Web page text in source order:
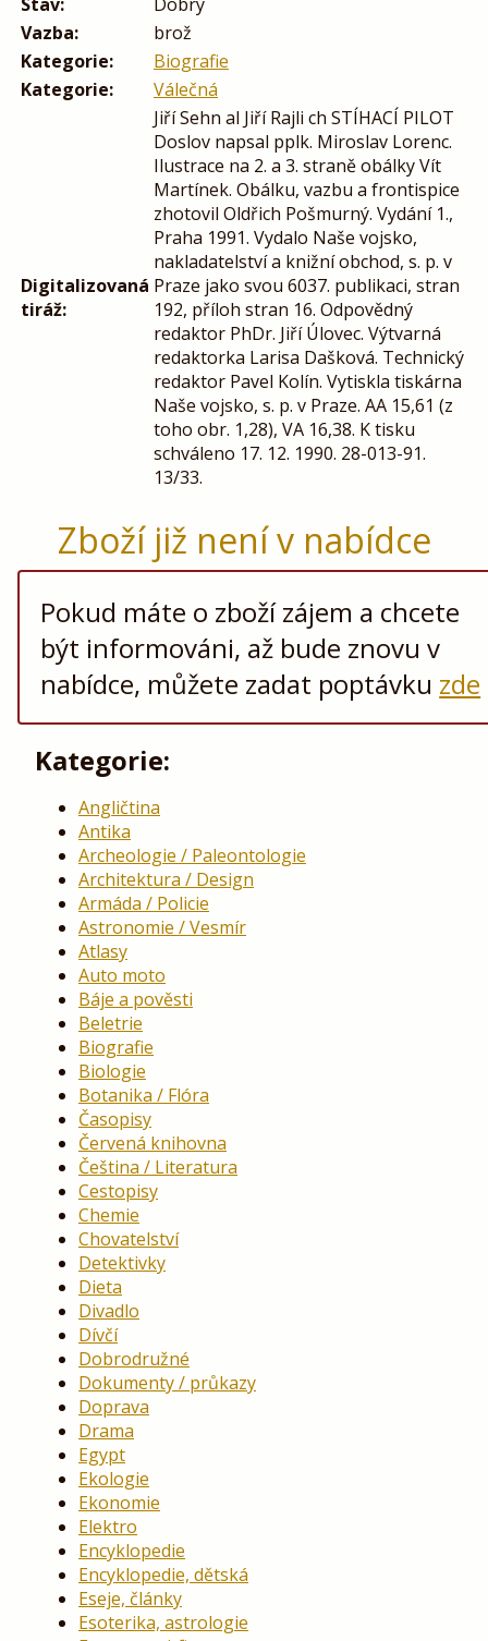
Vazba:
brož
Kategorie:
Biografie
Kategorie:
Válečná
Digitalizovaná
tiráž:
Jiří Sehn al Jiří Rajli ch STÍHACÍ PILOT
Doslov napsal pplk. Miroslav Lorenc.
Ilustrace na 2. a 3. straně obálky Vít
Martínek. Obálku, vazbu a frontispice
zhotovil Oldřich Pošmurný. Vydání 1.,
Praha 1991. Vydalo Naše vojsko,
nakladatelství a knižní obchod, s. p. v
Praze jako svou 6037. publikaci, stran
192, příloh stran 16. Odpovědný
redaktor PhDr. Jiří Úlovec. Výtvarná
redaktorka Larisa Dašková. Technický
redaktor Pavel Kolín. Vytiskla tiskárna
Naše vojsko, s. p. v Praze. AA 15,61 (z
toho obr. 1,28), VA 16,38. K tisku
schváleno 17. 12. 1990. 28-013-91.
13/33.
Zboží již není v nabídce
Pokud máte o zboží zájem a chcete
být informováni, až bude znovu v
nabídce, můžete zadat poptávku zde
Kategorie:
Angličtina
Antika
Archeologie / Paleontologie
Architektura / Design
Armáda / Policie
Astronomie / Vesmír
Atlasy
Auto moto
Báje a pověsti
Beletrie
Biografie
Biologie
Botanika / Flóra
Časopisy
Červená knihovna
Čeština / Literatura
Cestopisy
Chemie
Chovatelství
Detektivky
Dieta
Divadlo
Dívčí
Dobrodružné
Dokumenty / průkazy
Doprava
Drama
Egypt
Ekologie
Ekonomie
Elektro
Encyklopedie
Encyklopedie, dětská
Eseje, články
Esoterika, astrologie